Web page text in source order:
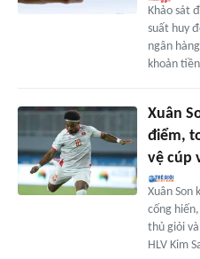
Khảo sát
suất huy
ngân
khoản
Xuân
điểm,
vệ cúp
Xuân Son
cống
thủ giỏi
HLV Kim